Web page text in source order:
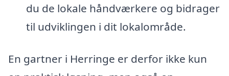
du de lokale håndværkere og bidrager
til udviklingen i dit lokalområde.
En gartner i Herringe er derfor ikke kun